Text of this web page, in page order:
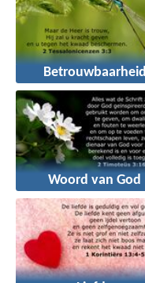
Betrouwbaarheid
Woord van God